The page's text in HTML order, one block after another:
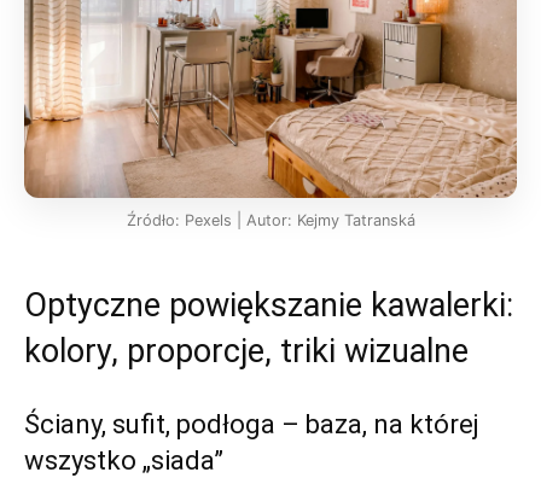
Źródło: Pexels | Autor: Kejmy Tatranská
Optyczne powiększanie kawalerki:
kolory, proporcje, triki wizualne
Ściany, sufit, podłoga – baza, na której
wszystko „siada”